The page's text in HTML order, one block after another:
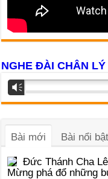
NGHE ĐÀI CHÂN
Trình
phát
âm
Vm
Bài mới Bài nổi bật
Đức Thánh Cha
Mừng phá đổ những